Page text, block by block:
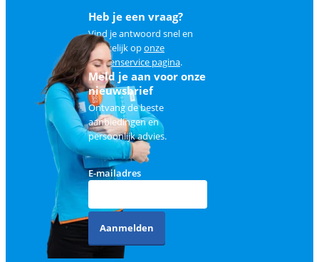
Heb je een vraag?
Vind je antwoord snel en
makkelijk oponze
klantenservice pagina.
Meld je aan voor onze
nieuwsbrief
Ontvang de beste
aanbiedingen en
persoonlijk advies.
E-mailadres
Aanmelden